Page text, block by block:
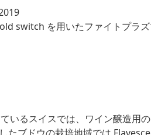
switch を用いたファイトプラ
いるスイスでは、ワイン醸造用
たブドウの栽培地域では